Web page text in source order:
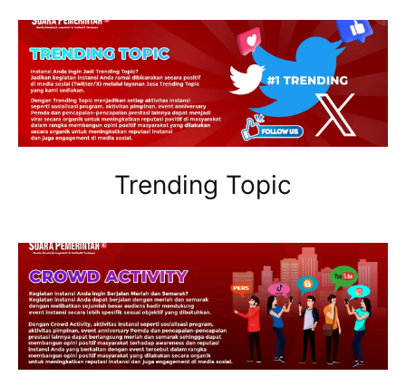
Trending Topic